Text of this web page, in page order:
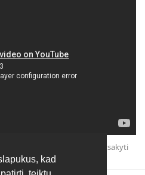
kad
Atsakyti